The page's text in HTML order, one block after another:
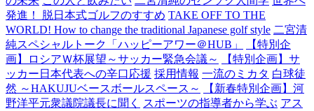
発進！ 脱日本式ゴルフのすすめ TAKE OFF TO THE
WORLD! How to change the traditional Japanese golf style 二宮清
純スペシャルトーク「ハッピーアワー＠HUB」
【特別企
画】ロシアＷ杯展望～サッカー緊急会議～
【特別企画】サ
ッカー日本代表への辛口応援 採用情報 一流のミカタ 白球徒
然 ～HAKUJUベースボールスペース～
【新春特別企画】河
野洋平元衆議院議長に聞く
スポーツの指導者から学ぶ アス